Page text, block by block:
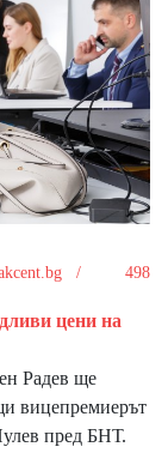
/ 498
цени на
Радев ще
вицепремиерът
пред БНТ.